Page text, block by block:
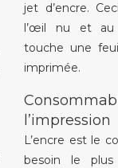
jet d’encre.
l’œil nu et au
touche une
imprimée.
l’impression
L’encre est le
besoin le plus